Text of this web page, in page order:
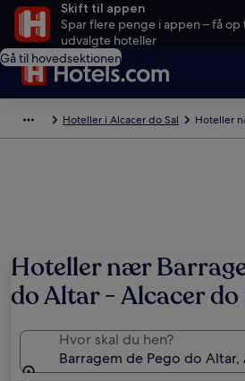
Skift til appen
Spar flere penge i appen – få op
udvalgte hoteller
Gå til hovedsektionen
Hoteller i Alcacer do Sal Hoteller
Hoteller nær
do Altar - Alcacer do
Hvor skal du hen?
Barragem de Pego do